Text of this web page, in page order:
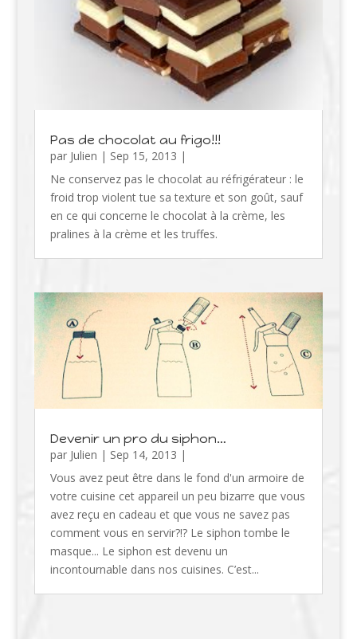
Pas de chocolat au frigo!!!
par Julien | Sep 15, 2013 |
Ne conservez pas le chocolat au réfrigérateur : le
froid trop violent tue sa texture et son goût, sauf
en ce qui concerne le chocolat à la crème, les
pralines à la crème et les truffes.
Devenir un pro du siphon…
par Julien | Sep 14, 2013 |
Vous avez peut être dans le fond d'un armoire de
votre cuisine cet appareil un peu bizarre que vous
avez reçu en cadeau et que vous ne savez pas
comment vous en servir?!? Le siphon tombe le
masque... Le siphon est devenu un
incontournable dans nos cuisines. C’est...